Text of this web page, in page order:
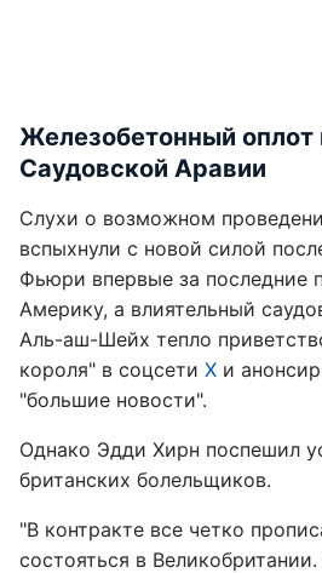
Железобетонный оплот
Саудовской Аравии
Слухи о возможном
вспыхнули с новой силой
Фьюри впервые за последние
Америку, а влиятельный
Аль-аш-Шейх тепло
короля" в соцсети X и
"большие новости".
Однако Эдди Хирн поспешил
британских болельщиков.
"В контракте все четко
состояться в